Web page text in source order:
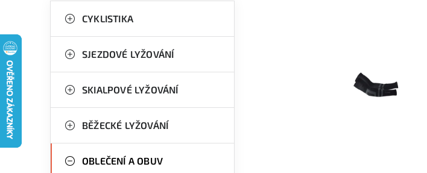
o
t
r
n
kategorie
e
o
i
CYKLISTIKA
SJEZDOVÉ LYŽOVÁNÍ
SKIALPOVÉ LYŽOVÁNÍ
BĚŽECKÉ LYŽOVÁNÍ
OBLEČENÍ A OBUV